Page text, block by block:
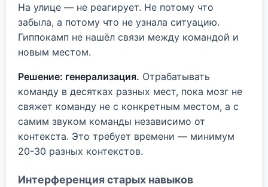
На улице — не реагирует. Не потому что
забыла, а потому что не узнала ситуацию.
Гиппокамп не нашёл связи между командой и
новым местом.
Решение: генерализация. Отрабатывать
команду в десятках разных мест, пока мозг не
свяжет команду не с конкретным местом, а с
самим звуком команды независимо от
контекста. Это требует времени — минимум
20-30 разных контекстов.
Интерференция старых навыков